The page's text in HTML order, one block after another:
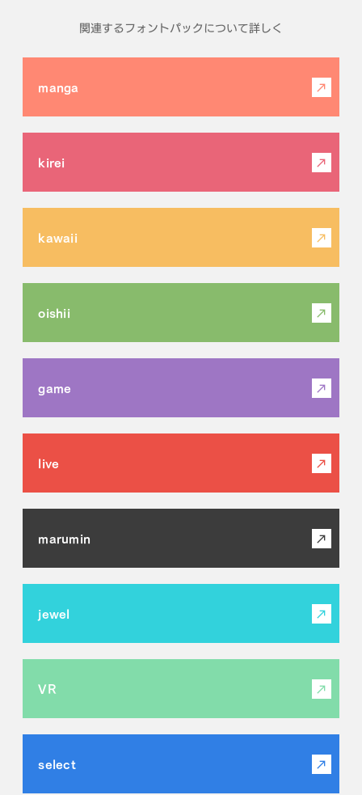
関連するフォントパックについて詳しく
manga
kirei
kawaii
oishii
game
live
marumin
jewel
VR
select